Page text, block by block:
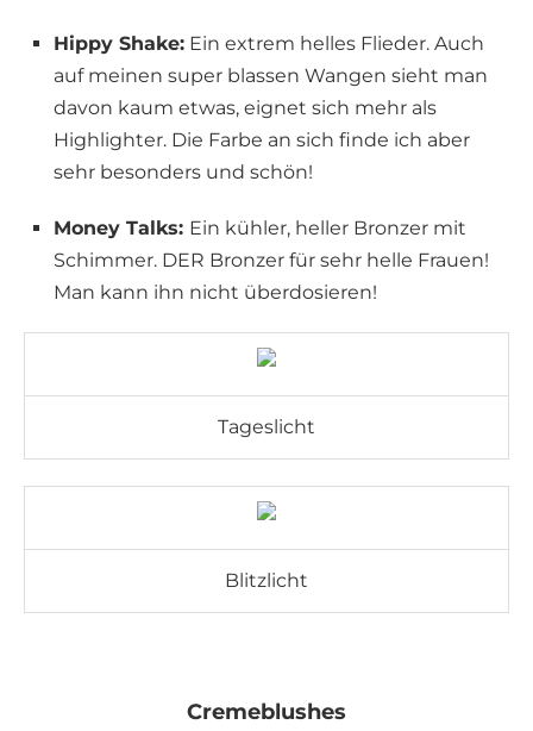
Hippy Shake: Ein extrem helles Flieder. Auch
auf meinen super blassen Wangen sieht man
davon kaum etwas, eignet sich mehr als
Highlighter. Die Farbe an sich finde ich aber
sehr besonders und schön!
Money Talks: Ein kühler, heller Bronzer mit
Schimmer. DER Bronzer für sehr helle Frauen!
Man kann ihn nicht überdosieren!
Tageslicht
Blitzlicht
Cremeblushes